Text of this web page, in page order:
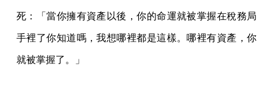
死：「當你擁有資產以後，你的命運就被掌握在稅務局
手裡了你知道嗎，我想哪裡都是這樣。哪裡有資產，你
就被掌握了。」